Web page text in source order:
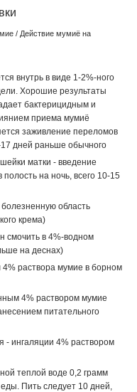
/ Действие мумиё на
внутрь в виде 1-2%-ного
Хорошие результаты
бактерицидным и
приема мумиё
заживление переломов
дней раньше обычного
матки - введение
на ночь, всего 10-15
область
крема)
смочить в 4%-водном
на деснах)
4% раствора мумие в борном
4% раствором мумие
питательного
- ингаляции 4% раствором
теплой воде 0,2 грамм
Пить следует 10 дней,